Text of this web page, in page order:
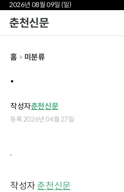
2026년 08월 09일 (일)
춘천신문
홈 미분류
.
작성자춘천신문
등록 2026년 04월 27일
.
작성자 춘천신문